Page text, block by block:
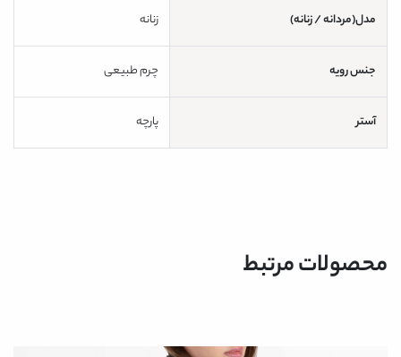
مدل(مردانه / زنانه) زنانه
جنس رویه چرم طبیعی
آستر پارچه
محصولات مرتبط